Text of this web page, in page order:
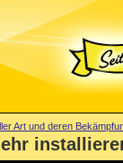
Art und deren